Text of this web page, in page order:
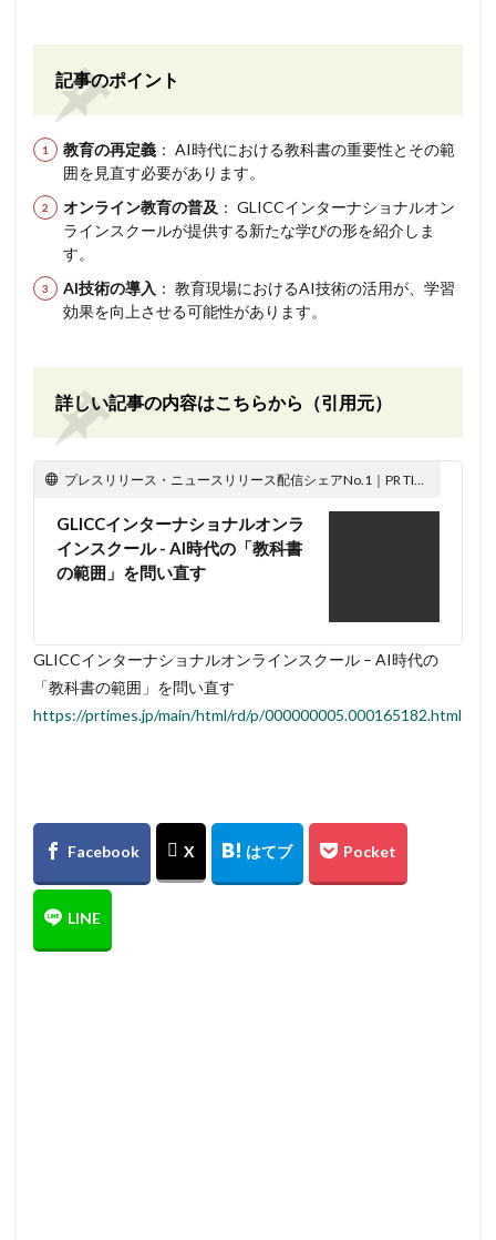
記事のポイント
教育の再定義 ： AI時代における教科書の重要性とその範
囲を見直す必要があります。
オンライン教育の普及 ： GLICCインターナショナルオン
ラインスクールが提供する新たな学びの形を紹介しま
す。
AI技術の導入 ： 教育現場におけるAI技術の活用が、学習
効果を向上させる可能性があります。
詳しい記事の内容はこちらから（引用元）
プレスリリース・ニュースリリース配信シェアNo.1｜PR TIMES
GLICCインターナショナルオンラ
インスクール - AI時代の「教科書
の範囲」を問い直す
GLICCインターナショナルオンラインスクール – AI時代の
「教科書の範囲」を問い直す
https://prtimes.jp/main/html/rd/p/000000005.000165182.html